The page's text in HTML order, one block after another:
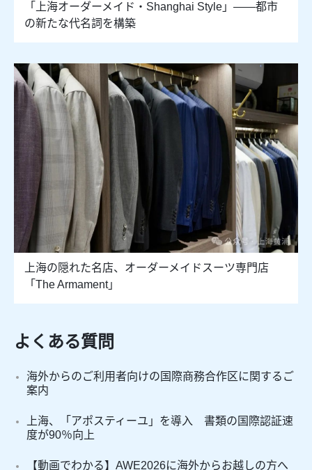
「上海オーダーメイド・Shanghai Style」――都市
の新たな代名詞を構築
上海の隠れた名店、オーダーメイドスーツ専門店
「The Armament」
よくある質問
海外からのご利用者向けの国際商務合作区に関するご
案内
上海、「アポスティーユ」を導入 書類の国際認証速
度が90％向上
【動画でわかる】AWE2026に海外からお越しの方へ